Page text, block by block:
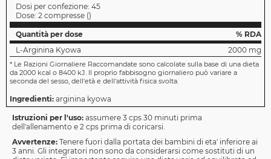
Dosi per confezione: 45
Dose: 2 compresse ()
Quantità per dose
% RDA
L-Arginina Kyowa
2000 mg
* Le Razioni Giornaliere Raccomandate sono calcolate sulla base di una dieta
da 2000 kcal o 8400 kJ. Il proprio fabbisogno giornaliero può variare a
seconda del sesso, dell'età e dell'attività fisica svolta.
Ingredienti: arginina kyowa
Istruzioni per l'uso: assumere 3 cps 30 minuti prima
dell'allenamento e 2 cps prima di coricarsi.
Avvertenze: Tenere fuori dalla portata dei bambini di eta' inferiore ai
3 anni. Gli integratori non sono da considerarsi come sostituti di un